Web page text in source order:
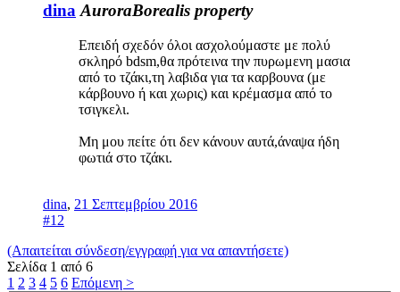
dina AuroraBorealis property
Επειδή σχεδόν όλοι ασχολούμαστε με πολύ
σκληρό bdsm,θα πρότεινα την πυρωμενη μασια
από το τζάκι,τη λαβιδα για τα καρβουνα (με
κάρβουνο ή και χωρις) και κρέμασμα από το
τσιγκελι.
Μη μου πείτε ότι δεν κάνουν αυτά,άναψα ήδη
φωτιά στο τζάκι.
dina, 21 Σεπτεμβρίου 2016
#12
(Απαιτείται σύνδεση/εγγραφή για να απαντήσετε)
Σελίδα 1 από 6
1 2 3 4 5 6 Επόμενη >